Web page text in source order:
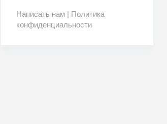
Написать нам | Политика
конфиденциальности